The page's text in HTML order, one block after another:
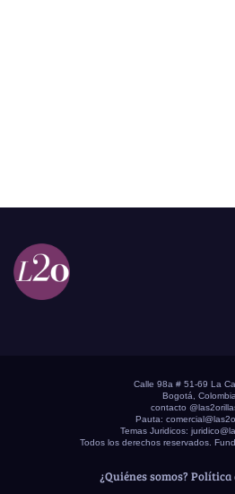
Calle 98a # 51-69 La
Bogotá, Colombia.
contacto
Pauta:
Temas Juridicos:
Todos los derechos reservados.
¿Quiénes somos? Política